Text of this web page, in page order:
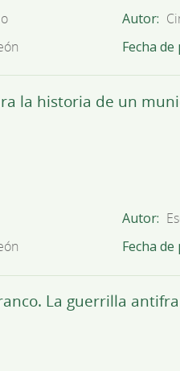
Autor
Fecha
la historia de un
Autor
Fecha
La guerrilla